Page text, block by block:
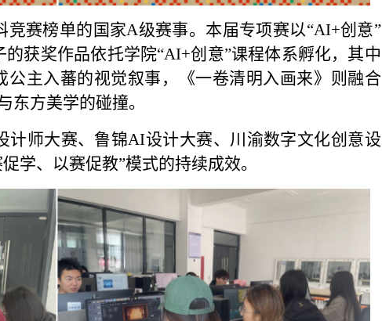
赛榜单的国家A级赛事。本届专项赛以“AI+创意”
获奖作品依托学院“AI+创意”课程体系孵化，其中
公主入蕃的视觉叙事，《一卷清明入画来》则融合
东方美学的碰撞。
计师大赛、鲁锦AI设计大赛、川渝数字文化创意设
学、以赛促教”模式的持续成效。